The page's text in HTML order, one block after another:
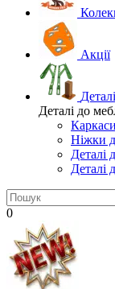
Акції
Деталі до
Ніжки
Деталі
Деталі
0